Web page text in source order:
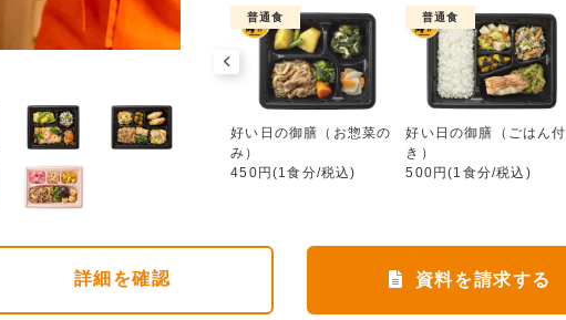
好い日の御膳（お惣菜のみ）
ワタミdeおいしい健康
552円(1食分/税込)
普通食
好い日の御膳（お惣菜の
み）
450円(1食分/税込)
普通食
好い日の御膳（ごはん付
き）
500円(1食分/税込)
詳細 を確認 資料を請求する